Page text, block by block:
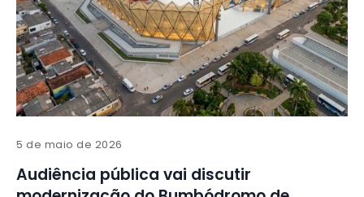
5 de maio de 2026
Audiência pública vai discutir